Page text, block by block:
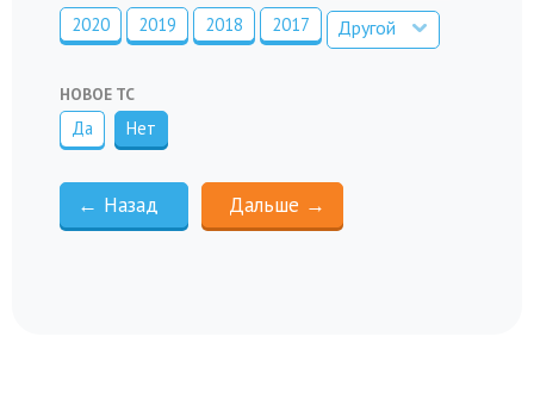
2020 2019 2018 2017 Другой
НОВОЕ ТС
Да Нет